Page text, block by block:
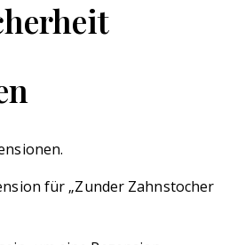
für „Zunder Zahnstocher